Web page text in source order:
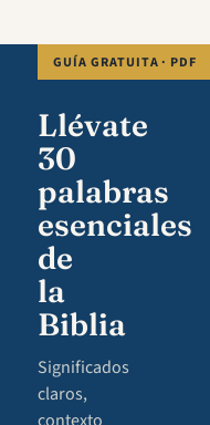
GUÍA GRATUITA · PDF
Llévate
30
palabras
esenciales
de
la
Biblia
Significados
claros,